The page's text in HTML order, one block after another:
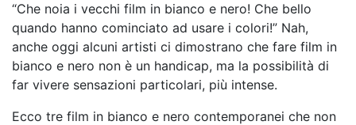
“Che noia i vecchi film in bianco e nero! Che bello
quando hanno cominciato ad usare i colori!” Nah,
anche oggi alcuni artisti ci dimostrano che fare film in
bianco e nero non è un handicap, ma la possibilità di
far vivere sensazioni particolari, più intense.
Ecco tre film in bianco e nero contemporanei che non